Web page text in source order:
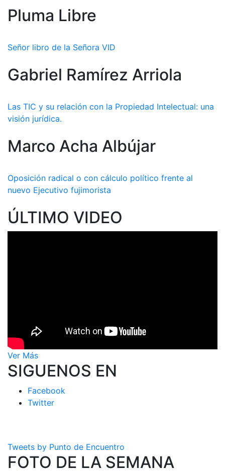
Pluma Libre
Señor libro de la Señora VID
Gabriel Ramírez Arriola
Las TIC y su relación con la Propiedad Intelectual: una
visión jurídica.
Marco Acha Albújar
Oposición radical o con cálculo político frente al
nuevo Ejecutivo fujimorista
ÚLTIMO VIDEO
Ver Más
SIGUENOS EN
Facebook
Twitter
Tweets by Punto de Encuentro
FOTO DE LA SEMANA